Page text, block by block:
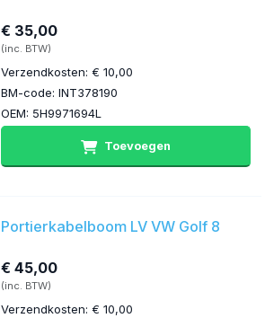
€ 35,00
(inc. BTW)
Verzendkosten: € 10,00
BM-code: INT378190
OEM: 5H9971694L
Toevoegen
Portierkabelboom LV VW Golf 8
€ 45,00
(inc. BTW)
Verzendkosten: € 10,00